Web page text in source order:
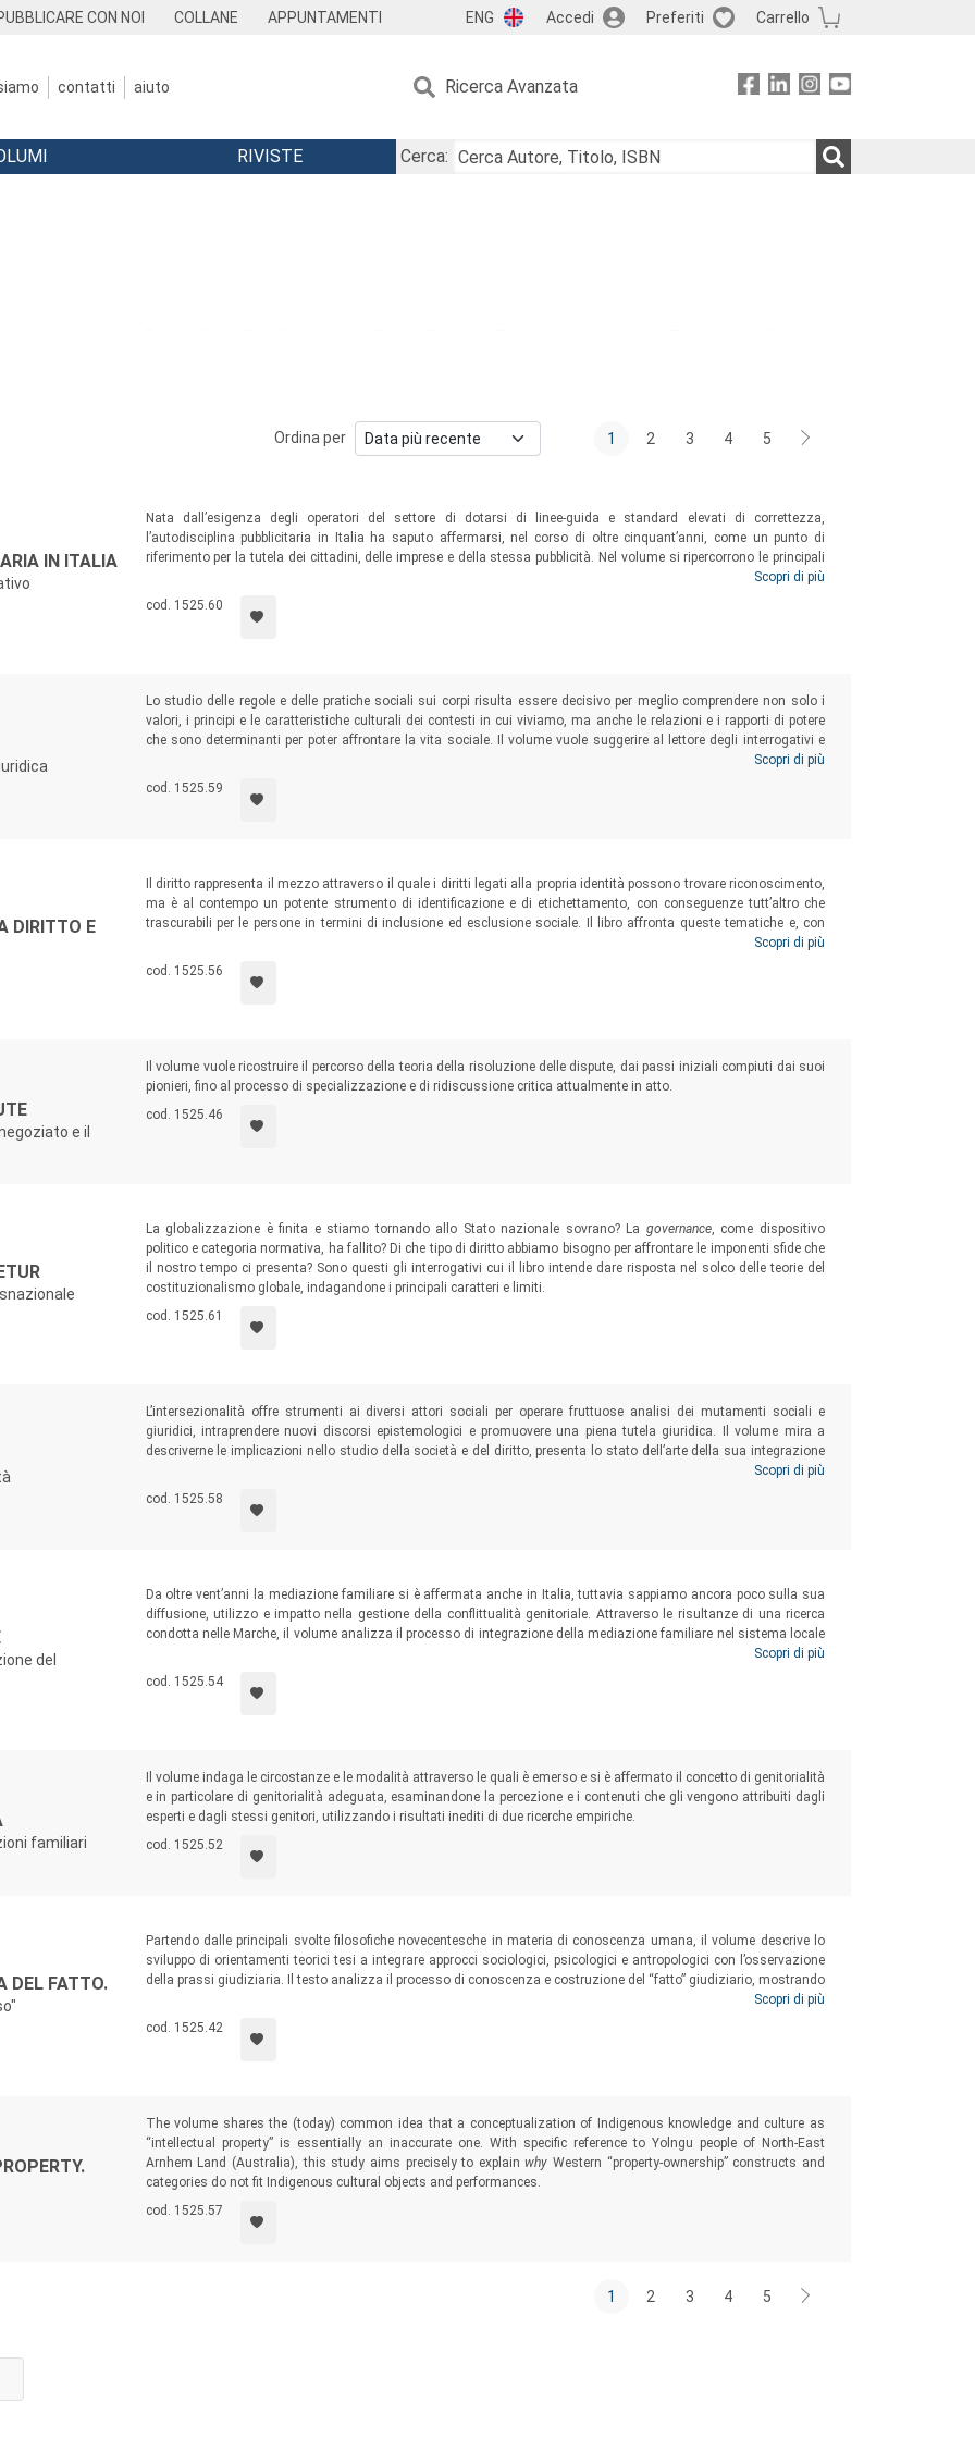
CON NOI COLLANE APPUNTAMENTI ENG Accedi Preferiti Carrello
contatti aiuto Ricerca Avanzata
RIVISTE
Cerca:
specifico di soddisfare questa esigenza. E, a tale scopo, da parecchio tempo ormai, svolge ricerche
norme giuridiche, sugli effetti che le norme stesse provocano nel contesto sociale, sui ruoli degli operatori
nei confronti delle norme e dell’apparato operativo.
su tali argomenti e analisi delle stesse compiute in diversi paesi, ma soprattutto nel nostro, al fine di meglio
dalla teoria, pubblicheremo anche studi di sociologia teorica del diritto che illustrino la sua storia e
da un lato, alla teoria generale del diritto e alla teoria generale della società e, dall’altro, alla teoria
alla filosofia dei valori.
processo di peer review che ne attesta la qualità scientifica.
Ordina per 1 2 3 4 5
IN ITALIA
Nata dall’esigenza degli operatori del settore di dotarsi di linee-guida e standard elevati di correttezza,
l’autodisciplina pubblicitaria in Italia ha saputo affermarsi, nel corso di oltre cinquant’anni, come un punto di
riferimento per la tutela dei cittadini, delle imprese e della stessa pubblicità. Nel volume si ripercorrono le principali
tappe evolutive del sistema autodisciplinare, valutandone l’efficacia e l’efficienza anche alla luce dei parametri
individuati a livello internazionale per i meccanismi di
giurisprudenza autodisciplinare può offrire per ragionare sui confini tra informazione e comunicazione
Scopri di più
cod. 1525.60
Lo studio delle regole e delle pratiche sociali sui corpi risulta essere decisivo per meglio comprendere non solo i
valori, i principi e le caratteristiche culturali dei contesti in cui viviamo, ma anche le relazioni e i rapporti di potere
che sono determinanti per poter affrontare la vita sociale. Il volume vuole suggerire al lettore degli interrogativi e
degli spunti per approfondire, in un’ottica sociologico-giuridica, una necessaria ricerca sui corpi e sulle regole in
base alle quali l’aspetto fisico e l’identità personale acquistano significato sociale.
Scopri di più
cod. 1525.59
DIRITTO E
Il diritto rappresenta il mezzo attraverso il quale i diritti legati alla propria identità possono trovare riconoscimento,
ma è al contempo un potente strumento di identificazione e di etichettamento, con conseguenze tutt’altro che
trascurabili per le persone in termini di inclusione ed esclusione sociale. Il libro affronta queste tematiche e, con
riferimento al contesto italiano, analizza il ruolo degli operatori del diritto – giudice e legislatore in particolare – nel
riconoscere i diritti e nel favorire l’inclusione sociale, ricorrendo all’argomento della diversità culturale.
Scopri di più
cod. 1525.56
e il
Il volume vuole ricostruire il percorso della teoria della risoluzione delle dispute, dai passi iniziali compiuti dai suoi
pionieri, fino al processo di specializzazione e di ridiscussione critica attualmente in atto.
cod. 1525.46
La globalizzazione è finita e stiamo tornando allo Stato nazionale sovrano? La governance, come dispositivo
politico e categoria normativa, ha fallito? Di che tipo di diritto abbiamo bisogno per affrontare le imponenti sfide che
il nostro tempo ci presenta? Sono questi gli interrogativi cui il libro intende dare risposta nel solco delle teorie del
costituzionalismo globale, indagandone i principali caratteri e limiti.
cod. 1525.61
L’intersezionalità offre strumenti ai diversi attori sociali per operare fruttuose analisi dei mutamenti sociali e
giuridici, intraprendere nuovi discorsi epistemologici e promuovere una piena tutela giuridica. Il volume mira a
descriverne le implicazioni nello studio della società e del diritto, presenta lo stato dell’arte della sua integrazione
all’interno della tutela antidiscriminatoria sovranazionale e nazionale ed esplora, infine, le pratiche seguite dagli
operatori giuridici e dalle associazioni impegnate nell’affermazione dei diritti, evidenziando il dialogo tra i diversi
livelli dell’odierna cultura ed esperienza giuridica.
Scopri di più
cod. 1525.58
del
Da oltre vent’anni la mediazione familiare si è affermata anche in Italia, tuttavia sappiamo ancora poco sulla sua
diffusione, utilizzo e impatto nella gestione della conflittualità genitoriale. Attraverso le risultanze di una ricerca
condotta nelle Marche, il volume analizza il processo di integrazione della mediazione familiare nel sistema locale
dei servizi e considera come l’insieme dei significati associati alla mediazione familiare stia contribuendo a
plasmare le rappresentazioni e le pratiche degli operatori sociali e giuridici.
Scopri di più
cod. 1525.54
familiari
Il volume indaga le circostanze e le modalità attraverso le quali è emerso e si è affermato il concetto di genitorialità
e in particolare di genitorialità adeguata, esaminandone la percezione e i contenuti che gli vengono attribuiti dagli
esperti e dagli stessi genitori, utilizzando i risultati inediti di due ricerche empiriche.
cod. 1525.52
DEL FATTO.
Partendo dalle principali svolte filosofiche novecentesche in materia di conoscenza umana, il volume descrive lo
sviluppo di orientamenti teorici tesi a integrare approcci sociologici, psicologici e antropologici con l’osservazione
della prassi giudiziaria. Il testo analizza il processo di conoscenza e costruzione del “fatto” giudiziario, mostrando
come esso non sia “dato”, ma scaturisca dall’interazione fra gli attori sociali coinvolti: clienti, avvocati, giudice.
Scopri di più
cod. 1525.42
The volume shares the (today) common idea that a conceptualization of Indigenous knowledge and culture as
“intellectual property” is essentially an inaccurate one. With specific reference to Yolngu people of North-East
Arnhem Land (Australia), this study aims precisely to explainwhy Western “property-ownership” constructs and
categories do not fit Indigenous cultural objects and performances.
cod. 1525.57
1 2 3 4 5